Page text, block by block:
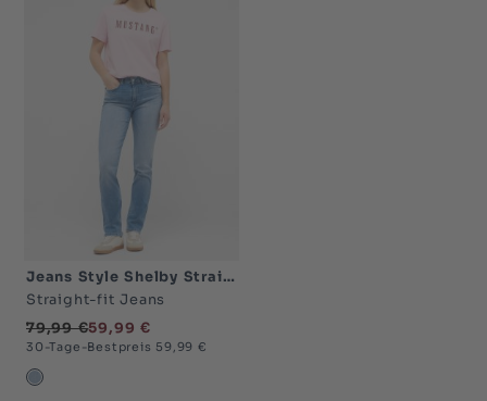
Jeans Style Shelby Straight
Straight-fit Jeans
59,99 €
79,99 €
30-Tage-Bestpreis 59,99 €
hellblau-5000